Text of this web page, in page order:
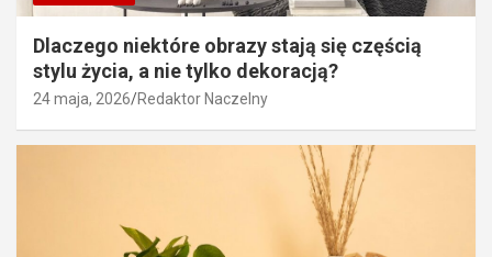
Dlaczego niektóre obrazy stają się częścią
stylu życia, a nie tylko dekoracją?
24 maja, 2026 Redaktor Naczelny